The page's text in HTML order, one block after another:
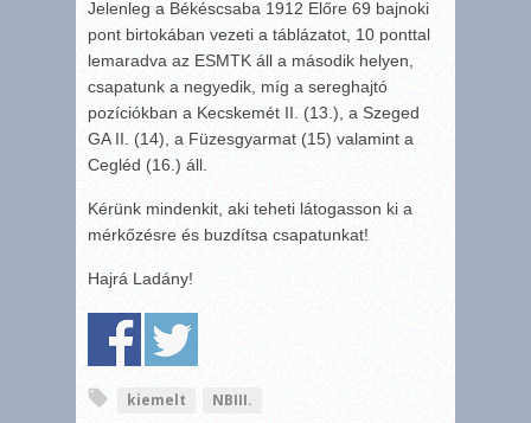
Jelenleg a Békéscsaba 1912 Előre 69 bajnoki
pont birtokában vezeti a táblázatot, 10 ponttal
lemaradva az ESMTK áll a második helyen,
csapatunk a negyedik, míg a sereghajtó
pozíciókban a Kecskemét II. (13.), a Szeged
GA II. (14), a Füzesgyarmat (15) valamint a
Cegléd (16.) áll.
Kérünk mindenkit, aki teheti látogasson ki a
mérkőzésre és buzdítsa csapatunkat!
Hajrá Ladány!
kiemelt NBIII.